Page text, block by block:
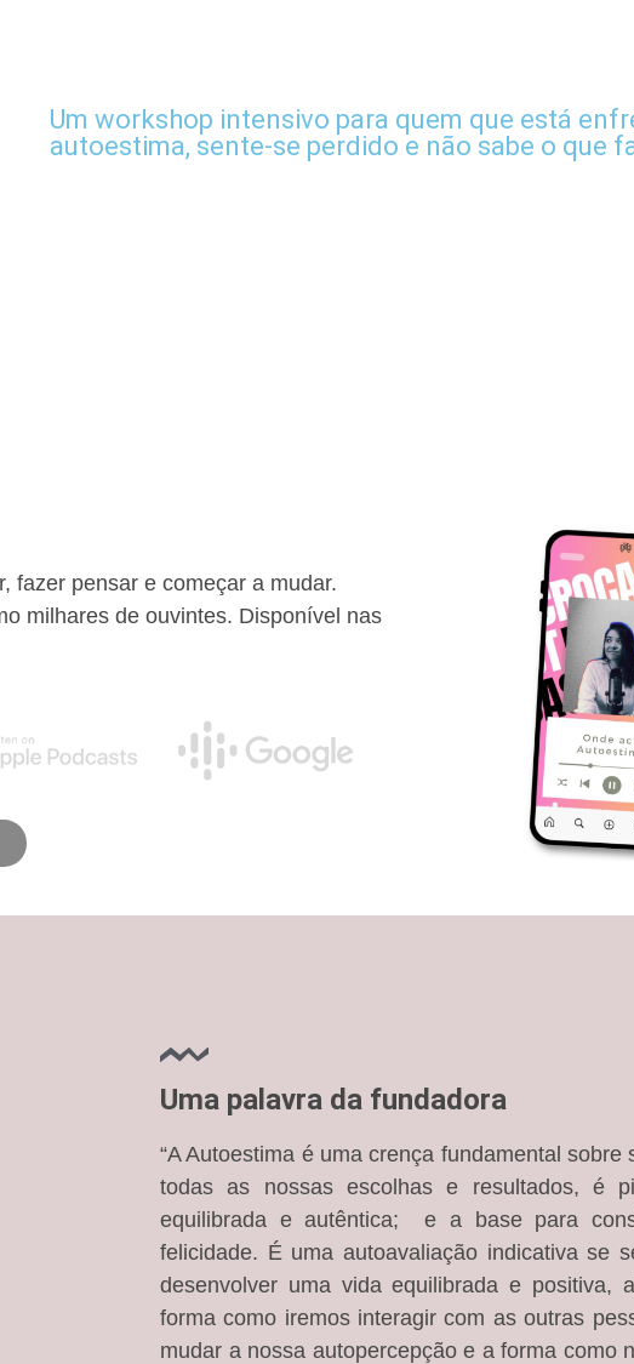
Um workshop intensivo para quem que está
autoestima, sente-se perdido e não sabe o que
fazer pensar e começar a mudar.
milhares de ouvintes. Disponível nas
Uma palavra da fundadora
“A Autoestima é uma crença fundamental sobre
todas as nossas escolhas e resultados, é
equilibrada e autêntica; e a base para
felicidade. É uma autoavaliação indicativa se
desenvolver uma vida equilibrada e positiva,
forma como iremos interagir com as outras
mudar a nossa autopercepção e a forma como